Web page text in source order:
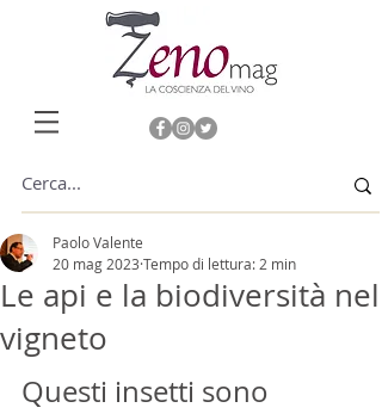
Le api e la biodiversità nel
vigneto
Paolo Valente
20 mag 2023 Tempo di lettura: 2 min
Questi insetti sono